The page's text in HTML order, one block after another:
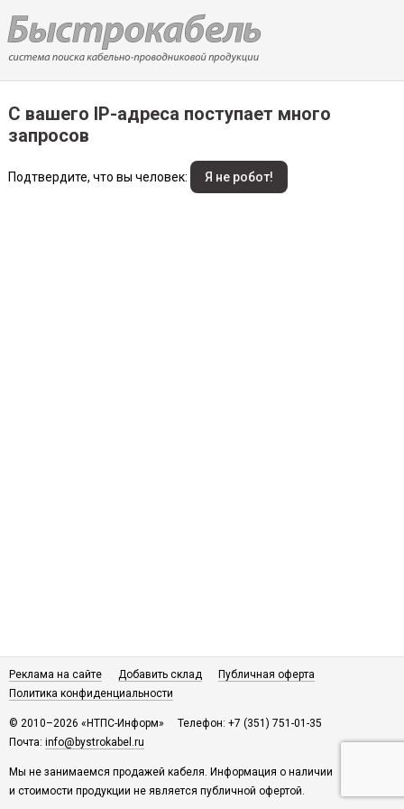
С вашего IP-адреса поступает много
запросов
Подтвердите, что вы человек:
Реклама на сайте Добавить склад
Публичная оферта
Политика конфиденциальности
© 2010–2026 «НТПС-Информ»
Телефон: +7 (351) 751-01-35
Почта: info@bystrokabel.ru
Мы не занимаемся продажей кабеля. Информация о наличии
и стоимости продукции не является публичной офертой.